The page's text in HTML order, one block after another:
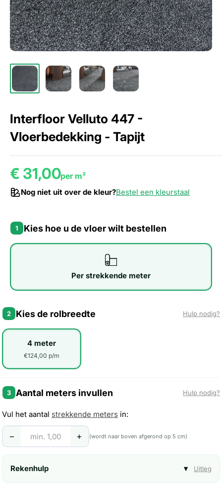
Interfloor Velluto 447 -
Vloerbedekking - Tapijt
€ 31,00per m²
Nog niet uit over de kleur?Bestel een kleurstaal
1 Kies hoe u de vloer wilt bestellen
Per strekkende meter
2 Kies de rolbreedte Hulp nodig?
4 meter
€124,00 p/m
3 Aantal meters invullen Hulp nodig?
Vul het aantal strekkende meters in:
− + (wordt naar boven afgerond op 5 cm)
Rekenhulp Uitleg
▾